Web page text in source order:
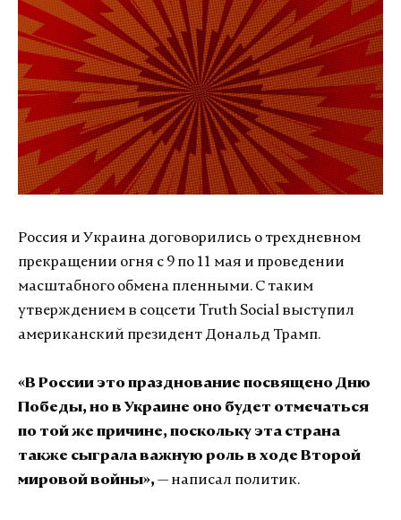
Россия и Украина договорились о трехдневном
прекращении огня с 9 по 11 мая и проведении
масштабного обмена пленными. С таким
утверждением в соцсети Truth Social выступил
американский президент Дональд Трамп.
«В России это празднование посвящено Дню
Победы, но в Украине оно будет отмечаться
по той же причине, поскольку эта страна
также сыграла важную роль в ходе Второй
мировой войны», — написал политик.